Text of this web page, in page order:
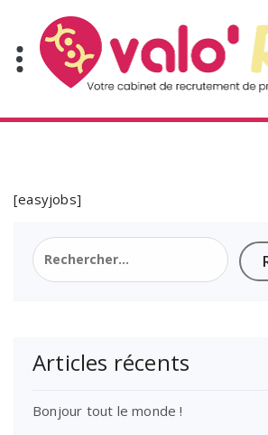
contenu
[easyjobs]
Rechercher :
Articles récents
Bonjour tout le monde !